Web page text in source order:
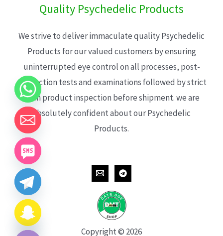
Quality Psychedelic Products
We strive to deliver immaculate quality Psychedelic
Products for our valued customers by ensuring
uninterrupted eye control on all processes, post-
production tests and examinations followed by strict
each product inspection before shipment. we are
absolutely confident about our Psychedelic
Products.
Copyright © 2026
HIDE